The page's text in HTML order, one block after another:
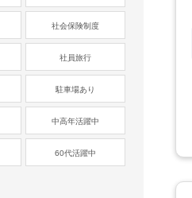
社会保険制度
社員旅行
駐車場あり
中高年活躍中
60代活躍中